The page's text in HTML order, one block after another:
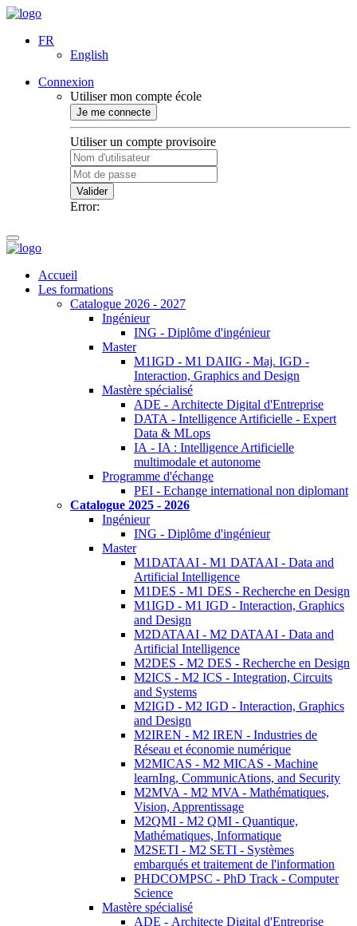
FR
English
Connexion
Utiliser mon compte école
Je me connecte
Utiliser un compte provisoire
Valider
Error:
Accueil
Les formations
Catalogue 2026 - 2027
Ingénieur
ING - Diplôme d'ingénieur
Master
M1IGD - M1 DAIIG - Maj. IGD -
Interaction, Graphics and Design
Mastère spécialisé
ADE - Architecte Digital d'Entreprise
DATA - Intelligence Artificielle - Expert
Data & MLops
IA - IA : Intelligence Artificielle
multimodale et autonome
Programme d'échange
PEI - Echange international non diplomant
Catalogue 2025 - 2026
Ingénieur
ING - Diplôme d'ingénieur
Master
M1DATAAI - M1 DATAAI - Data and
Artificial Intelligence
M1DES - M1 DES - Recherche en Design
M1IGD - M1 IGD - Interaction, Graphics
and Design
M2DATAAI - M2 DATAAI - Data and
Artificial Intelligence
M2DES - M2 DES - Recherche en Design
M2ICS - M2 ICS - Integration, Circuits
and Systems
M2IGD - M2 IGD - Interaction, Graphics
and Design
M2IREN - M2 IREN - Industries de
Réseau et économie numérique
M2MICAS - M2 MICAS - Machine
learnIng, CommunicAtions, and Security
M2MVA - M2 MVA - Mathématiques,
Vision, Apprentissage
M2QMI - M2 QMI - Quantique,
Mathématiques, Informatique
M2SETI - M2 SETI - Systèmes
embarqués et traitement de l'information
PHDCOMPSC - PhD Track - Computer
Science
Mastère spécialisé
ADE - Architecte Digital d'Entreprise